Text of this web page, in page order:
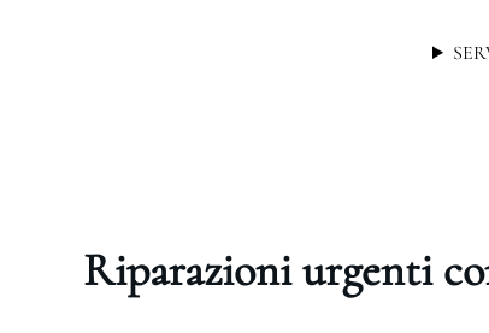
Riparazioni urgenti